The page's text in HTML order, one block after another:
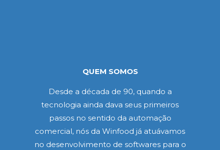
QUEM SOMOS
Desde a década de 90, quando a
tecnologia ainda dava seus primeiros
passos no sentido da automação
comercial, nós da Winfood já atuávamos
no desenvolvimento de softwares para o